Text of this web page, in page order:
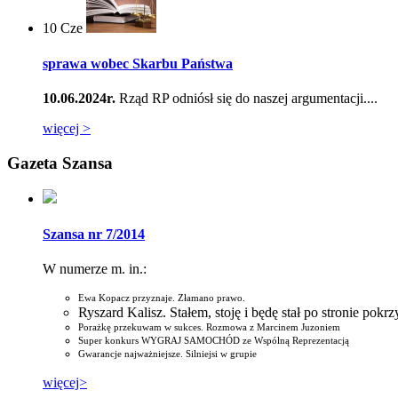
10 Cze
sprawa wobec Skarbu Państwa
10.06.2024r. Rząd RP odniósł się do naszej argumentacji....
więcej >
Gazeta Szansa
Szansa nr 7/2014
W numerze m. in.:
Ewa Kopacz przyznaje. Złamano prawo.
Ryszard Kalisz. Stałem, stoję i będę stał po stronie
Porażkę przekuwam w sukces. Rozmowa z Marcinem Juzoniem
Super konkurs WYGRAJ SAMOCHÓD ze Wspólną Reprezentacją
Gwarancje najważniejsze. Silniejsi w grupie
więcej>